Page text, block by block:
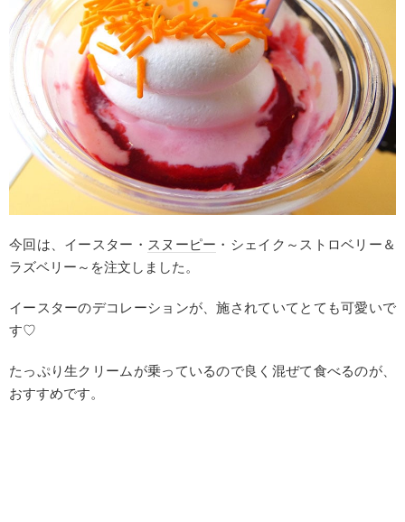
今回は、イースター・ スヌーピー ・シェイク～ストロベリー＆
ラズベリー～を注文しました。
イースターのデコレーションが、施されていてとても可愛いで
す♡
たっぷり生クリームが乗っているので良く混ぜて食べるのが、
おすすめです。